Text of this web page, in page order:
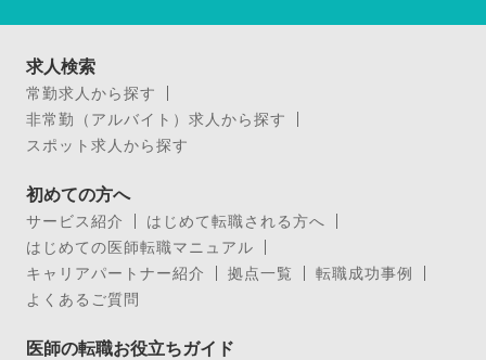
求人検索
常勤求人から探す
非常勤（アルバイト）求人から探す
スポット求人から探す
初めての方へ
サービス紹介
はじめて転職される方へ
はじめての医師転職マニュアル
キャリアパートナー紹介
拠点一覧
転職成功事例
よくあるご質問
医師の転職お役立ちガイド